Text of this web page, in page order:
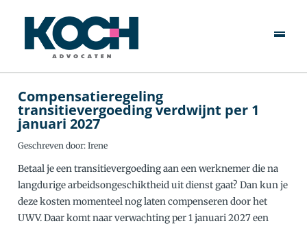
Over Ons
Specialisten
Rechtsgebieden
Actueel
Werken Bij
Contact
Compensatieregeling
transitievergoeding verdwijnt per 1
januari 2027
Geschreven door: Irene
Betaal je een transitievergoeding aan een werknemer die na
langdurige arbeidsongeschiktheid uit dienst gaat? Dan kun je
deze kosten momenteel nog laten compenseren door het
UWV. Daar komt naar verwachting per 1 januari 2027 een